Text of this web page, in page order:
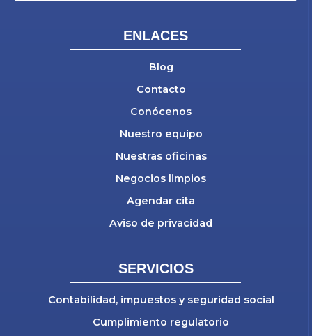
ENLACES
Blog
Contacto
Conócenos
Nuestro equipo
Nuestras oficinas
Negocios limpios
Agendar cita
Aviso de privacidad
SERVICIOS
Contabilidad, impuestos y seguridad social
Cumplimiento regulatorio